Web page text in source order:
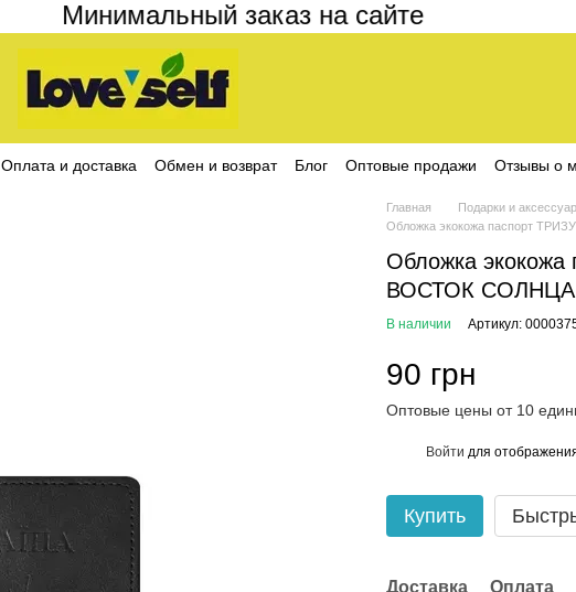
Минимальный заказ на сайте составляет
Оплата и доставка Обмен и возврат Блог Оптовые продажи
Отзывы о
Главная Подарки и
Обложка экокожа паспорт
Обложка
ВОСТОК СОЛНЦА
В наличии Артикул:
90 грн
Оптовые цены от 10
Войти для
Купить
Доставка
Оплата